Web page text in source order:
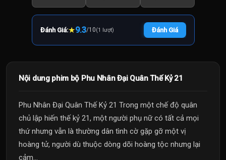
Đánh Giá:★9.3/10(1 lượt) Đánh Giá
Nội dung phim bộ Phu Nhân Đại Quân Thế Kỷ 21
Phu Nhân Đại Quân Thế Kỷ 21 Trong một chế độ quân
chủ lập hiến thế kỷ 21, một người phụ nữ có tất cả mọi
thứ nhưng vẫn là thường dân tình cờ gặp gỡ một vị
hoàng tử, người dù thuộc dòng dõi hoàng tộc nhưng lại
cảm...